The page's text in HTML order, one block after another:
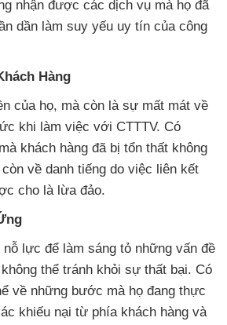
nhận được các dịch vụ mà họ đã
dần làm suy yếu uy tín của công
Hàng
của họ, mà còn là sự mất mát về
khi làm việc với CTTTV. Có
khách hàng đã bị tổn thất không
về danh tiếng do việc liên kết
cho là lừa đảo.
lực để làm sáng tỏ những vấn đề
thể tránh khỏi sự thất bại. Có
về những bước mà họ đang thực
khiếu nại từ phía khách hàng và